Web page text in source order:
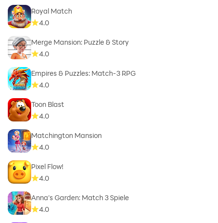
Royal Match
4.0
Merge Mansion: Puzzle & Story
4.0
Empires & Puzzles: Match-3 RPG
4.0
Toon Blast
4.0
Matchington Mansion
4.0
Pixel Flow!
4.0
Anna's Garden: Match 3 Spiele
4.0